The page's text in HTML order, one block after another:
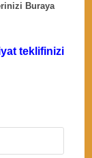
Buraya
teklifinizi